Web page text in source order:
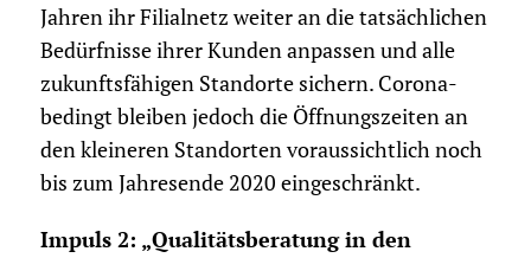
Jahren ihr Filialnetz weiter an die tatsächlichen
Bedürfnisse ihrer Kunden anpassen und alle
zukunftsfähigen Standorte sichern. Corona-
bedingt bleiben jedoch die Öffnungszeiten an
den kleineren Standorten voraussichtlich noch
bis zum Jahresende 2020 eingeschränkt.
Impuls 2: „Qualitätsberatung in den